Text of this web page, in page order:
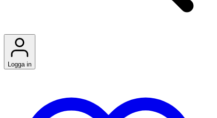
Logga in